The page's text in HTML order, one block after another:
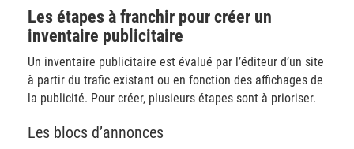
​Les étapes à franchir pour créer un
inventaire publicitaire
Un inventaire publicitaire est évalué par l’éditeur d’un site
à partir du trafic existant ou en fonction des affichages de
la publicité. Pour créer, plusieurs étapes sont à prioriser.
​Les blocs d’annonces